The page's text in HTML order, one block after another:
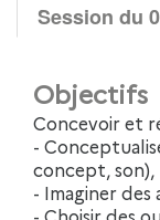
Session du
Objectifs
Concevoir et
-
concept, son),
- Imaginer des